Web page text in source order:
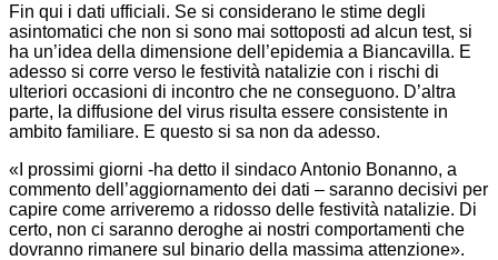
Fin qui i dati ufficiali. Se si considerano le stime degli
asintomatici che non si sono mai sottoposti ad alcun test, si
ha un’idea della dimensione dell’epidemia a Biancavilla. E
adesso si corre verso le festività natalizie con i rischi di
ulteriori occasioni di incontro che ne conseguono. D’altra
parte, la diffusione del virus risulta essere consistente in
ambito familiare. E questo si sa non da adesso.
«I prossimi giorni -ha detto il sindaco Antonio Bonanno, a
commento dell’aggiornamento dei dati – saranno decisivi per
capire come arriveremo a ridosso delle festività natalizie. Di
certo, non ci saranno deroghe ai nostri comportamenti che
dovranno rimanere sul binario della massima attenzione».